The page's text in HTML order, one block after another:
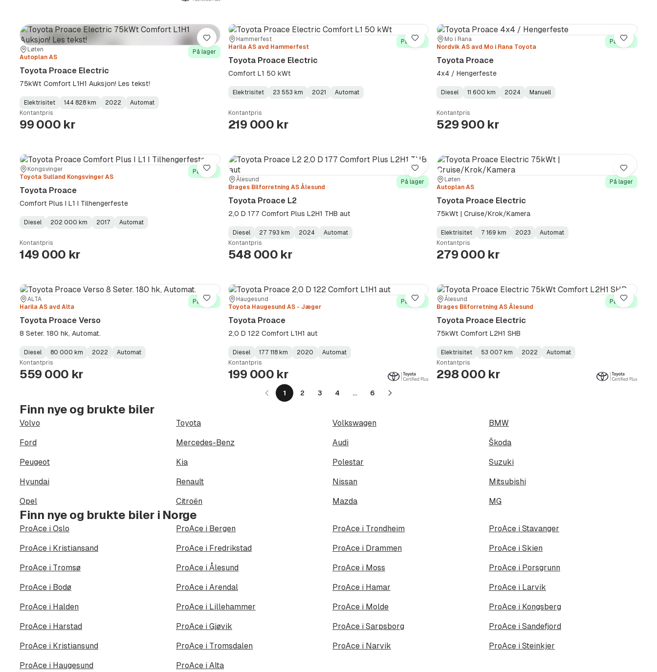
Sted:
Løten
Forhandler:
Autoplan AS
På lager
Toyota Proace Electric
75kWt Comfort L1H1 Auksjon! Les tekst!
Fuel
Type:
Elektrisitet
Kilometerstand :
144 828 km
Model
Year:
2022
Gearbox
Type:
Automat
Kontantpris
99 000 kr
Lagre Sted:Hammerfest
Forhandler:
Harila AS avd Hammerfest
På lager
Toyota Proace Electric
Comfort L1 50 kWt
Fuel
Elektrisitet
Kilometerstand:
23 553 km
Model
2021
Gearbox
Automat
Kontantpris
219 000 kr
Lagre Sted:Mo i Rana
Forhandler:
Nordvik AS avd Mo i Rana Toyota
På lager
Toyota Proace
4x4 / Hengerfeste
Fuel
Diesel
Kilometerstand:
11 600 km
Model
2024
Gearbox
Manuell
Kontantpris
529 900 kr
Lagre
Sted:Kongsvinger
Forhandler:
Toyota Sulland Kongsvinger AS
På lager
Toyota Proace
Comfort Plus I L1 I Tilhengerfeste
Fuel
Diesel
Kilometerstand:
202 000 km
Model
2017
Gearbox
Automat
Kontantpris
149 000 kr
Lagre
Sted:
Ålesund
Forhandler:
Brages Bilforretning AS Ålesund
På lager
Toyota Proace L2
2,0 D 177 Comfort Plus L2H1 THB aut
Fuel
Type:
Diesel
Kilometerstand:
27 793 km
Model
Year:
2024
Gearbox
Type:
Automat
Kontantpris
548 000 kr
Lagre
Sted:
Løten
Forhandler:
Autoplan AS
På lager
Toyota Proace Electric
75kWt | Cruise/Krok/Kamera
Fuel
Type:
Elektrisitet
Kilometerstand:
7 169 km
Model
Year:
2023
Gearbox
Type:
Automat
Kontantpris
279 000 kr
Lagre
Sted:
ALTA
Forhandler:
Harila AS avd Alta
På lager
Toyota Proace Verso
8 Seter. 180 hk, Automat.
Fuel
Type:
Diesel
Kilometerstand:
80 000 km
Model
Year:
2022
Gearbox
Type:
Automat
Kontantpris
559 000 kr
Lagre Sted:Haugesund
Forhandler:
Toyota Haugesund AS - Jæger
På lager
Toyota Proace
2,0 D 122 Comfort L1H1 aut
Fuel
Type:
Diesel
Kilometerstand:
177 118 km
Model
Year:
2020
Gearbox
Type:
Automat
Kontantpris
199 000 kr
Lagre Sted:
Ålesund
Forhandler:
Brages Bilforretning AS Ålesund
På lager
Toyota Proace Electric
75kWt Comfort L2H1 SHB
Fuel
Type:
Elektrisitet
Kilometerstand:
53 007 km
Model
Year:
2022
Gearbox
Type:
Automat
Kontantpris
298 000 kr
Lagre
1 2 3 4 … 6
Neste
Finn nye og brukte biler
Volvo Toyota Volkswagen BMW
Ford Mercedes-Benz Audi Škoda
Peugeot Kia Polestar Suzuki
Hyundai Renault Nissan Mitsubishi
Opel Citroën Mazda MG
Finn nye og brukte biler i Norge
ProAce i Oslo ProAce i Bergen ProAce i Trondheim ProAce i Stavanger
ProAce i Kristiansand ProAce i Fredrikstad ProAce i Drammen ProAce i Skien
ProAce i Tromsø ProAce i Ålesund ProAce i Moss ProAce i Porsgrunn
ProAce i Bodø ProAce i Arendal ProAce i Hamar ProAce i Larvik
ProAce i Halden ProAce i Lillehammer ProAce i Molde ProAce i Kongsberg
ProAce i Harstad ProAce i Gjøvik ProAce i Sarpsborg ProAce i Sandefjord
ProAce i Kristiansund ProAce i Tromsdalen ProAce i Narvik ProAce i Steinkjer
ProAce i Haugesund ProAce i Alta